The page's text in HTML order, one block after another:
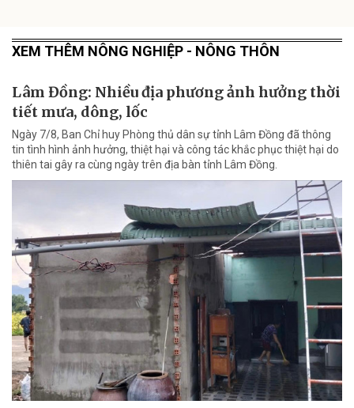
XEM THÊM NÔNG NGHIỆP - NÔNG THÔN
Lâm Đồng: Nhiều địa phương ảnh hưởng thời
tiết mưa, dông, lốc
Ngày 7/8, Ban Chỉ huy Phòng thủ dân sự tỉnh Lâm Đồng đã thông
tin tình hình ảnh hưởng, thiệt hại và công tác khắc phục thiệt hại do
thiên tai gây ra cùng ngày trên địa bàn tỉnh Lâm Đồng.